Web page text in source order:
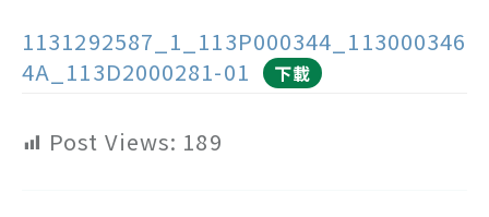
1131292587_1_113P000344_113000346
4A_113D2000281-01
下載
Post Views: 189